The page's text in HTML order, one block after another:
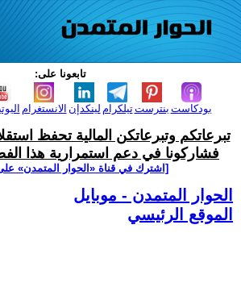
تابعونا على:
الانستغرام لينكدإن تيلكرامبنترست بودكاست
تبرعاتكم وتبرعاتكن المالية تحفظ
فشاركونا في دعم استمرارية هذا
[اشترك في قناة ‫«الحوار المتمدن»
الحوار المتمدن - موبايل
الموقع الرئيسي